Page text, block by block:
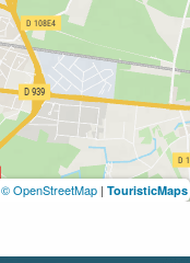
© OpenStreetMap | TouristicMaps